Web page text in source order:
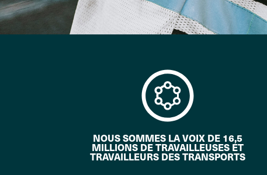
NOUS SOMMES LA VOIX DE 16,5
MILLIONS DE TRAVAILLEUSES ET
TRAVAILLEURS DES TRANSPORTS